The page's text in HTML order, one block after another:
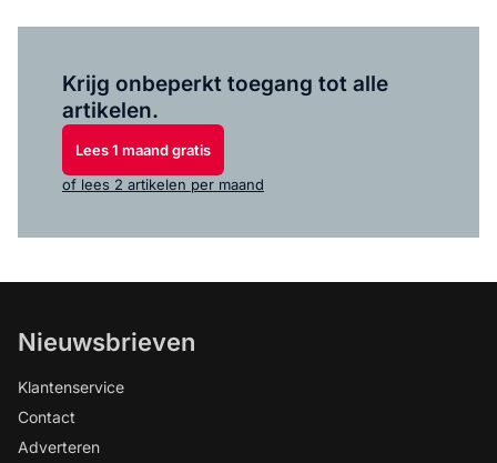
Krijg onbeperkt toegang tot alle
artikelen.
Lees 1 maand gratis
of lees 2 artikelen per maand
Nieuwsbrieven
Klantenservice
Contact
Adverteren